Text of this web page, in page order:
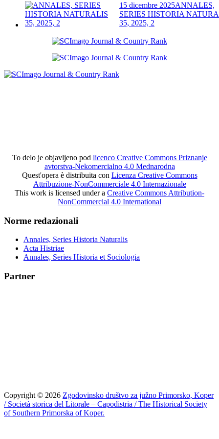
15 dicembre 2025ANNALES,
SERIES HISTORIA
35, 2025, 2
To delo je objavljeno pod licenco Creative Commons Priznanje
avtorstva-Nekomercialno 4.0 Mednarodna
Quest'opera è distribuita con Licenza Creative Commons
Attribuzione-NonCommerciale 4.0 Internazionale
This work is licensed under a Creative Commons Attribution-
NonCommercial 4.0 International
Norme redazionali
Annales, Series Historia Naturalis
Acta Histriae
Annales, Series Historia et Sociologia
Partner
Copyright © 2026 Zgodovinsko društvo za južno Primorsko, Koper
/ Società storica del Litorale – Capodistria / The Historical Society
of Southern Primorska of Koper.